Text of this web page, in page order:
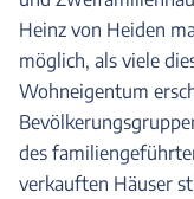
Heinz von Heiden
möglich, als viele
Wohneigentum
des
verkauften Häuser